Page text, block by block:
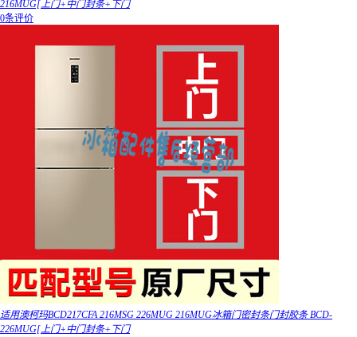
216MUG[上门+中门封条+下门
0条评价
适用澳柯玛BCD217CFA 216MSG 226MUG 216MUG冰箱门密封条门封胶条 BCD-
226MUG[上门+中门封条+下门